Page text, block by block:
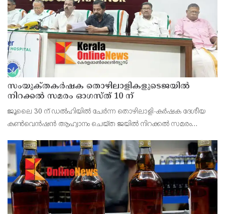
സംയുക്‌തകർഷക തൊഴിലാളികളുടെജയിൽ
നിറക്കൽ സമരം ഓഗസ്ത് 10 ന്
ജൂലൈ 30 ന് ഡൽഹിയിൽ ചേർന്ന തൊഴിലാളി-കർഷക ദേശീയ
കൺവെൻഷൻ ആഹ്വാനം ചെയ്ത ജയിൽ നിറക്കൽ സമരം
തൊഴിലാളി സംഘടനകളുടെ സംയുക്ത ജില്ലാ സമിതി
തീരുമാനിച്ചു.ഇതിന്റെ ഭാഗമായ